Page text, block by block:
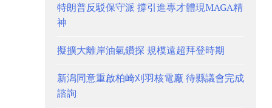
特朗普反駁保守派 撐引進專才體現MAGA精
神
擬擴大離岸油氣鑽探 規模遠超拜登時期
新潟同意重啟柏崎刈羽核電廠 待縣議會完成
諮詢